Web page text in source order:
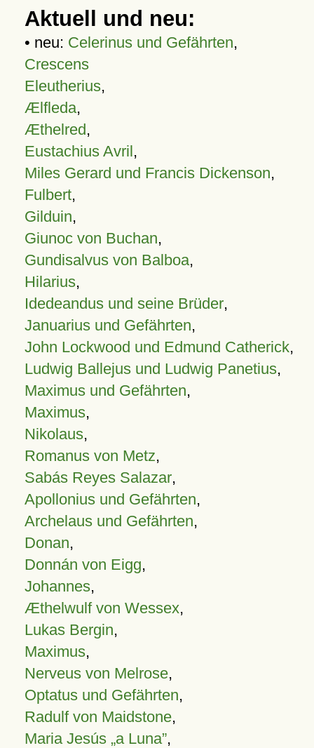
Aktuell und neu:
• neu: Celerinus und Gefährten,
Crescens
Eleutherius,
Ælfleda,
Æthelred,
Eustachius Avril,
Miles Gerard und Francis Dickenson,
Fulbert,
Gilduin,
Giunoc von Buchan,
Gundisalvus von Balboa,
Hilarius,
Idedeandus und seine Brüder,
Januarius und Gefährten,
John Lockwood und Edmund Catherick,
Ludwig Ballejus und Ludwig Panetius,
Maximus und Gefährten,
Maximus,
Nikolaus,
Romanus von Metz,
Sabás Reyes Salazar,
Apollonius und Gefährten,
Archelaus und Gefährten,
Donan,
Donnán von Eigg,
Johannes,
Æthelwulf von Wessex,
Lukas Bergin,
Maximus,
Nerveus von Melrose,
Optatus und Gefährten,
Radulf von Maidstone,
Maria Jesús „a Luna”,